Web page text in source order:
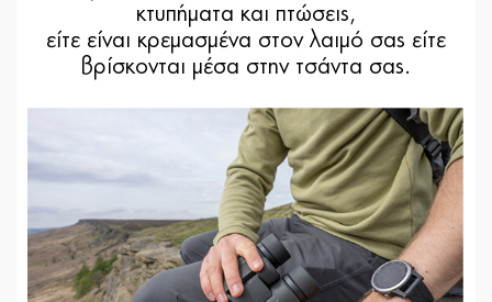
κτυπήματα και πτώσεις,
είτε είναι κρεμασμένα στον λαιμό σας είτε
βρίσκονται μέσα στην τσάντα σας.